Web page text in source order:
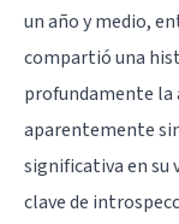
un año y medio,
compartió una
profundamente la
aparentemente
significativa en su
clave de